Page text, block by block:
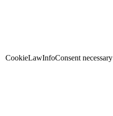
CookieLawInfoConsent necessary